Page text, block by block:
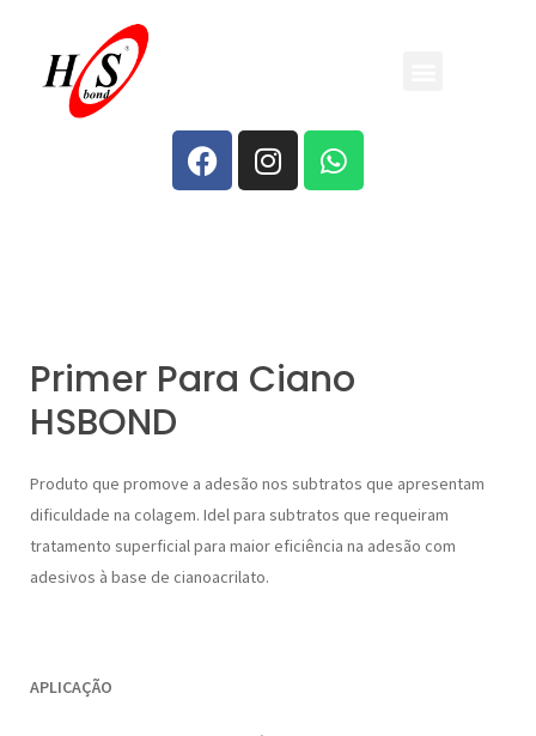
Primer Para Ciano
HSBOND
Produto que promove a adesão nos subtratos que apresentam
dificuldade na colagem. Idel para subtratos que requeiram
tratamento superficial para maior eficiência na adesão com
adesivos à base de cianoacrilato.
APLICAÇÃO